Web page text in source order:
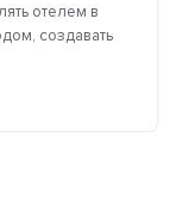
отелем в
создавать